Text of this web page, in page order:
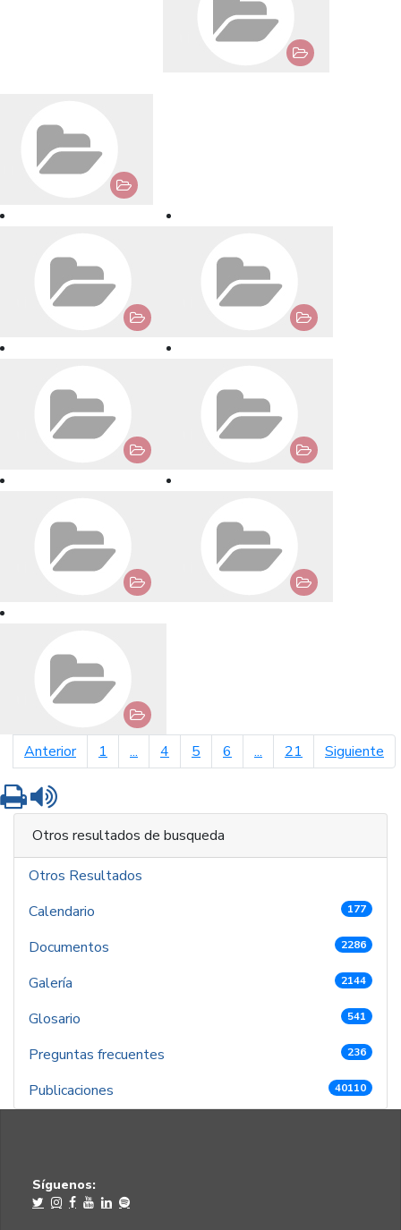
Anteriorpágina anterior
1 ... 4 5 6 ... 21 Siguiente
Imprimir
Otros resultados de busqueda
Otros Resultados
Calendario
177
Documentos 2286
Galería 2144
Glosario 541
Preguntas frecuentes 236
Publicaciones 40110
Síguenos: